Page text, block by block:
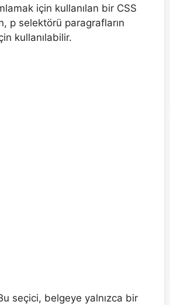
için kullanılan bir CSS
p selektörü paragrafların
kullanılabilir.
seçici, belgeye yalnızca bir